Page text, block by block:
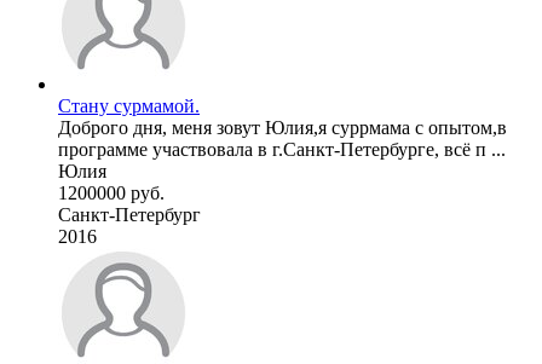
Стану сурмамой.
Доброго дня, меня зовут Юлия,я суррмама с опытом,в
программе участвовала в г.Санкт-Петербурге, всё п ...
Юлия
1200000 руб.
Санкт-Петербург
2016